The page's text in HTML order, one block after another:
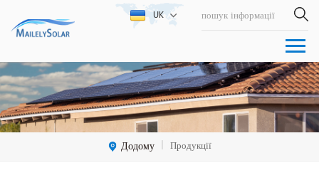
UK
Додому | Продукції